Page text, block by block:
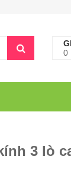
0
3 lò